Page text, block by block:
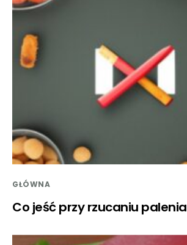
GŁÓWNA
Co jeść przy rzucaniu palenia